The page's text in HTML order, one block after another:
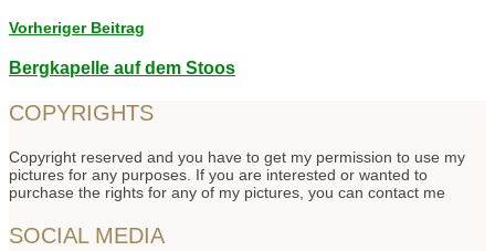
Vorheriger Beitrag
Bergkapelle auf dem Stoos
COPYRIGHTS
Copyright reserved and you have to get my permission to use my
pictures for any purposes. If you are interested or wanted to
purchase the rights for any of my pictures, you can contact me
SOCIAL MEDIA